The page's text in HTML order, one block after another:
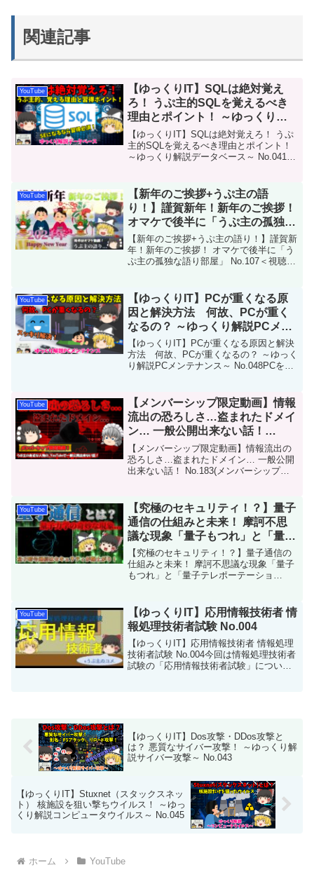
関連記事
YouTube
【ゆっくりIT】SQLは絶対覚え
ろ！ うぷ主的SQLを覚えるべき
理由とポイント！ ～ゆっくり解
説データベース～ No.041
【ゆっくりIT】SQLは絶対覚えろ！ うぷ
主的SQLを覚えるべき理由とポイント！
～ゆっくり解説データベース～ No.041デ
験上、覚えるべき理由と優先して覚えて
欲しいポ...
YouTube
【新年のご挨拶+うぷ主の語
り！】謹賀新年！新年のご挨拶！
オマケで後半に「うぷ主の孤独な
語り部屋」 No.107
【新年のご挨拶+うぷ主の語り！】謹賀新
年！新年のご挨拶！ オマケで後半に「う
ぷ主の孤独な語り部屋」 No.107＜視聴者
TwitterやInstagram、Thre...
YouTube
【ゆっくりIT】PCが重くなる原
因と解決方法 何故、PCが重く
なるの？ ～ゆっくり解説PCメン
テナンス～ No.048
【ゆっくりIT】PCが重くなる原因と解決
方法 何故、PCが重くなるの？ ～ゆっく
り解説PCメンテナンス～ No.048PCを使
か？解決方法は何か？について解説で
す！リ...
YouTube
【メンバーシップ限定動画】情報
流出の恐ろしさ…盗まれたドメイ
ン… 一般公開出来ない話！
No.183(メンバーシップ限定動画
No.006)
【メンバーシップ限定動画】情報流出の
恐ろしさ…盗まれたドメイン… 一般公開
出来ない話！ No.183(メンバーシップ限
解説します。これはうぷ主の身近な人の
話...
YouTube
【究極のセキュリティ！？】量子
通信の仕組みと未来！ 摩訶不思
議な現象「量子もつれ」と「量子
テレポーテーション」！ No.143
【究極のセキュリティ！？】量子通信の
仕組みと未来！ 摩訶不思議な現象「量子
もつれ」と「量子テレポーテーショ
と、量子ビットの摩訶不思議な現象が面
白く感じると思いま...
YouTube
【ゆっくりIT】応用情報技術者 情
報処理技術者試験 No.004
【ゆっくりIT】応用情報技術者 情報処理
技術者試験 No.004今回は情報処理技術者
試験の「応用情報技術者試験」について
【ゆっくりIT】Dos攻撃・DDos攻撃と
は？ 悪質なサイバー攻撃！ ～ゆっくり解
説サイバー攻撃～ No.043
【ゆっくりIT】Stuxnet（スタックスネッ
ト） 核施設を狙い撃ちウイルス！ ～ゆっ
くり解説コンピュータウイルス～ No.045
ホーム YouTube